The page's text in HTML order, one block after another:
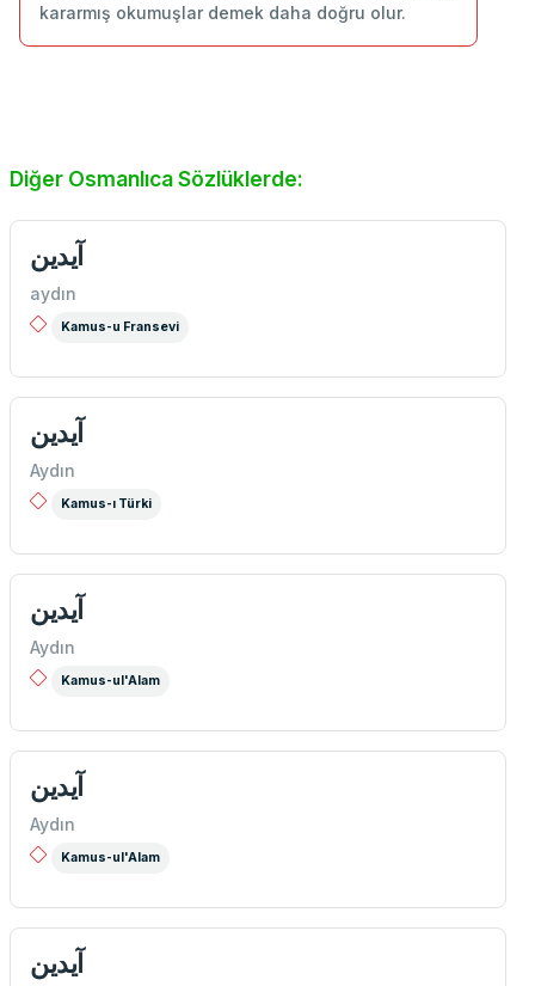
kararmış okumuşlar demek daha doğru olur.
Diğer Osmanlıca Sözlüklerde:
آيدين
aydın
Kamus-u Fransevi
آيدين
Aydın
Kamus-ı Türki
آيدين
Aydın
Kamus-ul'Alam
آيدين
Aydın
Kamus-ul'Alam
آيدين